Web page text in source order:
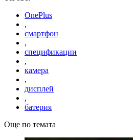
OnePlus
,
смартфон
,
спецификации
,
камера
,
дисплей
,
батерия
Още по темата